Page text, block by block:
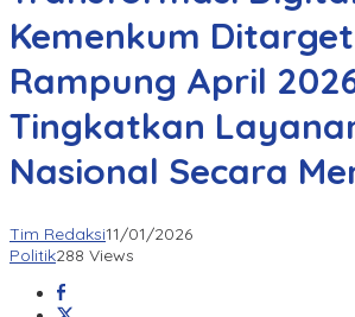
Kemenkum
Rampung April
Tingkatkan
Nasional Secara
Tim Redaksi11/01/2026
Politik288 Views